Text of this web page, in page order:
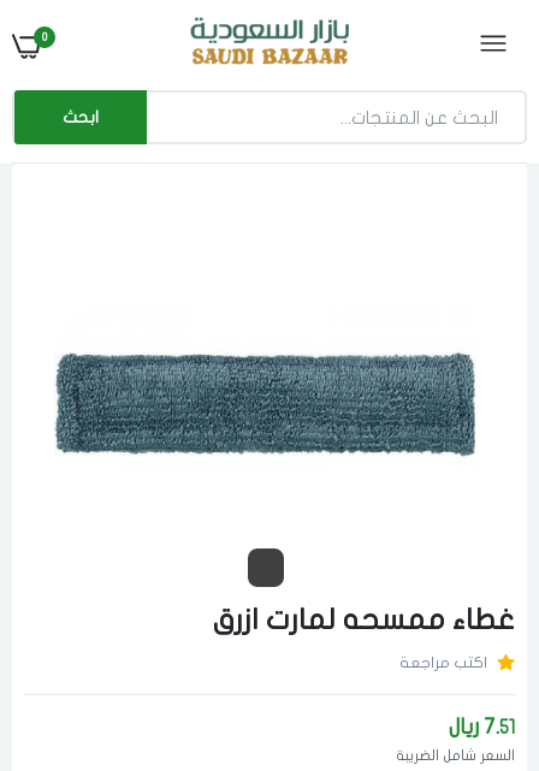
0
ابحث
غطاء ممسحه لمارت ازرق
اكتب مراجعة
7.51 ريال
السعر شامل الضريبة